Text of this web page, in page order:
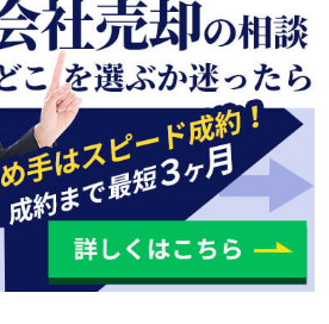
収入源
18選
リタイア）のブログ18選まとめ